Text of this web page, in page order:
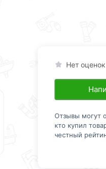
Нет оценок
Отзывы могут
кто купил
честный